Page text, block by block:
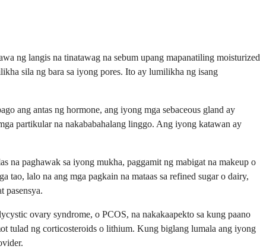
ng langis na tinatawag na sebum upang mapanatiling moisturized
sila ng bara sa iyong pores. Ito ay lumilikha ng isang
ang antas ng hormone, ang iyong mga sebaceous gland ay
partikular na nakababahalang linggo. Ang iyong katawan ay
na paghawak sa iyong mukha, paggamit ng mabigat na makeup o
tao, lalo na ang mga pagkain na mataas sa refined sugar o dairy,
pasensya.
ovary syndrome, o PCOS, na nakakaapekto sa kung paano
tulad ng corticosteroids o lithium. Kung biglang lumala ang iyong